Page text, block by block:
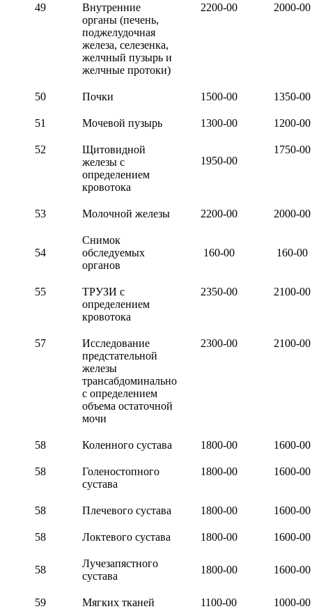
49
Внутренние
органы (печень,
поджелудочная
железа, селезенка,
желчный пузырь и
желчные протоки)
2200-00 2000-00
50 Почки 1500-00 1350-00
51 Мочевой пузырь 1300-00 1200-00
52
Щитовидной
железы с
определением
кровотока
1950-00
1750-00
53 Молочной железы 2200-00 2000-00
54
Снимок
обследуемых
органов
160-00 160-00
55
ТРУЗИ с
определением
кровотока
2350-00 2100-00
57
Исследование
предстательной
железы
трансабдоминально
с определением
объема остаточной
мочи
2300-00 2100-00
58 Коленного сустава 1800-00 1600-00
58
Голеностопного
сустава
1800-00 1600-00
58 Плечевого сустава 1800-00 1600-00
58 Локтевого сустава 1800-00 1600-00
58
Лучезапястного
сустава
1800-00 1600-00
59 Мягких тканей 1100-00 1000-00